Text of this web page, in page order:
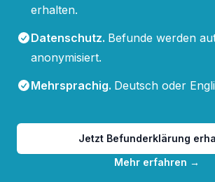
erhalten.
Datenschutz. Befunde werden
anonymisiert.
Mehrsprachig. Deutsch oder
Jetzt Befunderklärung
Mehr erfahren →